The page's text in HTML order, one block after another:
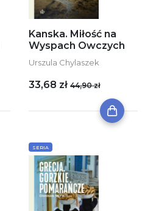
Kanska. Miłość na
Wyspach Owczych
Urszula Chylaszek
33,68 zł 44,90 zł
SERIA